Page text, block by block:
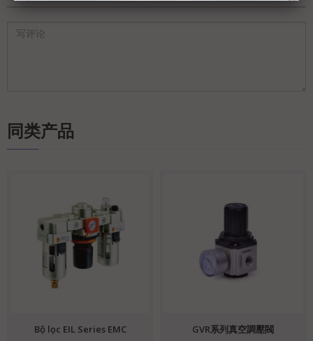
同类产品
Bộ lọc EIL Series EMC GVR系列真空調壓閥